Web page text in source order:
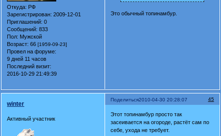
Откуда: РФ
Зарегистрирован: 2009-12-01
Приглашений: 0
Сообщений: 833
Пол: Мужской
Возраст: 66[1959-09-23]
Провел на форуме:
9 дней 11 часов
Последний визит:
2016-10-29 21:49:39
Это обычный топинамбур.
Поделиться 45
2010-04-30 20:28:07
winter
Активный участник
Этот топинамбур просто так
засеивается на огороде, растёт сам по
себе, ухода не требует.